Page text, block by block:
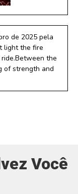
de 2025 pela
light the fire
the
of strength and
Você